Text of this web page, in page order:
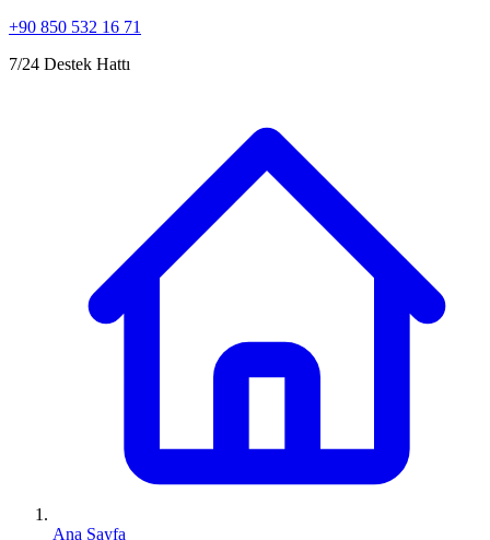
+90 850 532 16 71
7/24 Destek Hattı
Ana Sayfa